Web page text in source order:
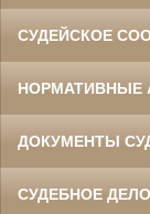
СУДЕЙСКОЕ
НОРМАТИВНЫЕ
ДОКУМЕНТЫ
СУДЕБНОЕ